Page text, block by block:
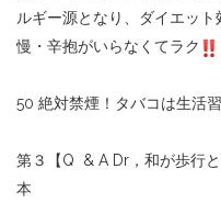
ルギー源となり、ダイエット
慢・辛抱がいらなくてラク
50 絶対禁煙！タバコは生活
第３【Q & A Dr ，和が歩行
本